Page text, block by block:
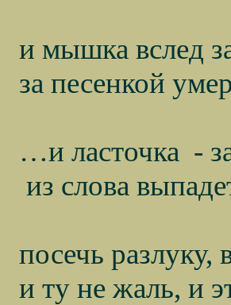
и мышка вслед
за песенкой
…и ласточка -
из слова
посечь
и ту не жаль, и